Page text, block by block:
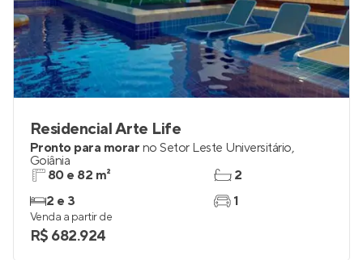
Residencial Arte Life
Pronto para morar no Setor Leste Universitário,
Goiânia
80 e 82 m²
2 e 3
2
1
Venda a partir de
R$ 682.924